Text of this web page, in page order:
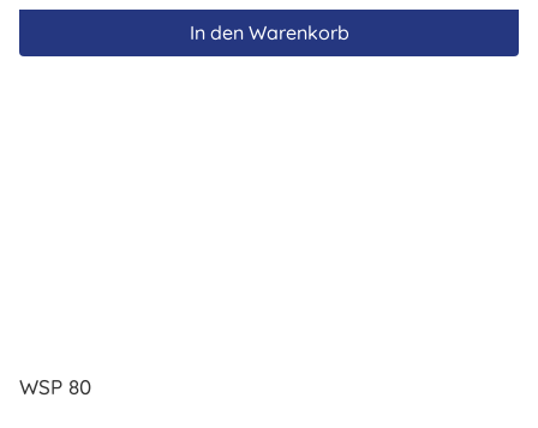
In den Warenkorb
WSP 80